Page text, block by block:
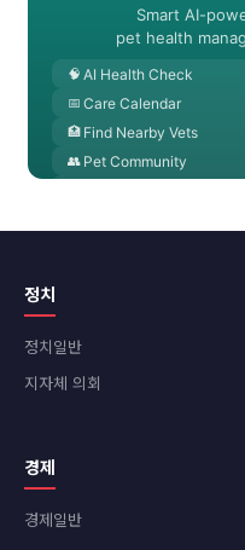
정치
정치일반
지자체 의회
경제
경제일반